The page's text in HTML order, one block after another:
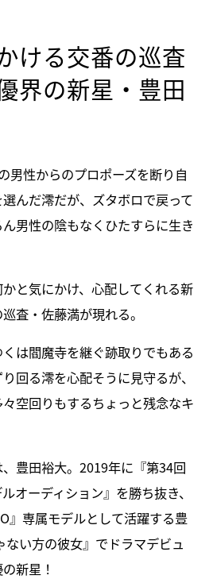
ける交番の巡査
界の新星・豊田
男性からのプロポーズを断り自
んだ澪だが、ズタボロで戻って
男性の陰もなくひたすらに生き
と気にかけ、心配してくれる新
査・佐藤満が現れる。
は閻魔寺を継ぐ跡取りでもある
回る澪を心配そうに見守るが、
空回りもするちょっと残念なキ
豊田裕大。2019年に『第34回
オーディション』を勝ち抜き、
』専属モデルとして活躍する豊
い方の彼女』でドラマデビュ
新星！